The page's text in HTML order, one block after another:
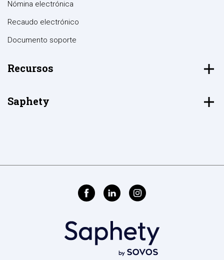
Nómina electrónica
Recaudo electrónico
Documento soporte
Recursos
Saphety